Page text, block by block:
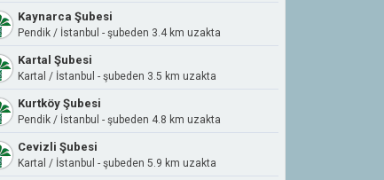
Kaynarca Şubesi
Pendik / İstanbul - şubeden 3.4 km uzakta
Kartal Şubesi
Kartal / İstanbul - şubeden 3.5 km uzakta
Kurtköy Şubesi
Pendik / İstanbul - şubeden 4.8 km uzakta
Cevizli Şubesi
Kartal / İstanbul - şubeden 5.9 km uzakta